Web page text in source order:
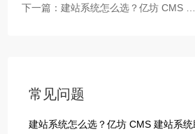
CMS让你建站比做PPT还简单！
下一篇：建站系统怎么选？亿坊 CMS 建
常见问题
建站系统怎么选？亿坊 CMS 建站系